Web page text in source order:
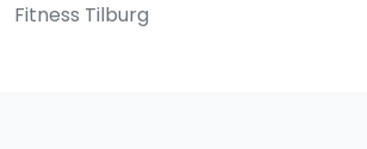
Fitness Tilburg